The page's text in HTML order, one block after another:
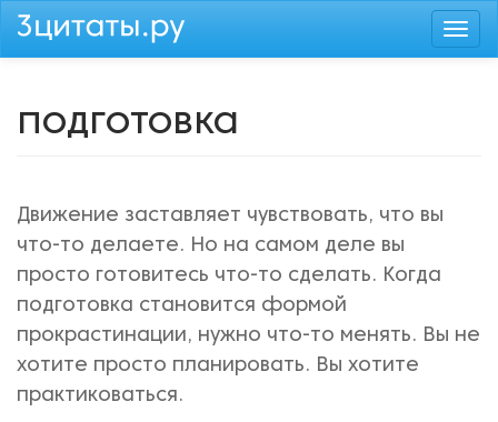
Перейти
подготовка
Движение заставляет чувствовать, что вы
что-то делаете. Но на самом деле вы
просто готовитесь что-то сделать. Когда
подготовка становится формой
прокрастинации, нужно что-то менять. Вы не
хотите просто планировать. Вы хотите
практиковаться.